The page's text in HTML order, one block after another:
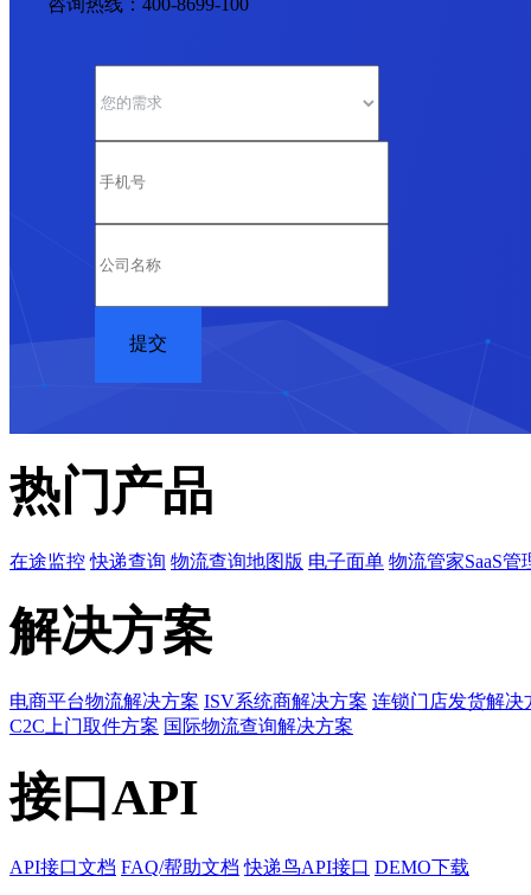
热门产品
在途监控 快递查询 物流查询地图版 电子面单 物流管家SaaS管
解决方案
电商平台物流解决方案 ISV系统商解决方案 连锁门店发货解决
C2C上门取件方案 国际物流查询解决方案
接口API
API接口文档 FAQ/帮助文档 快递鸟API接口 DEMO下载